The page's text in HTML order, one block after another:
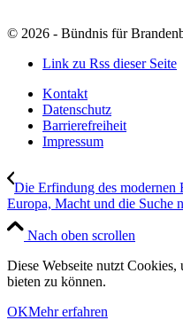
© 2026 - Bündnis für
Link zu Rss dieser Seite
Kontakt
Datenschutz
Barrierefreiheit
Impressum
Die Erfindung des modernen
Europa, Macht und die Suche
Nach oben scrollen
Diese Webseite nutzt
bieten zu können.
OKMehr erfahren